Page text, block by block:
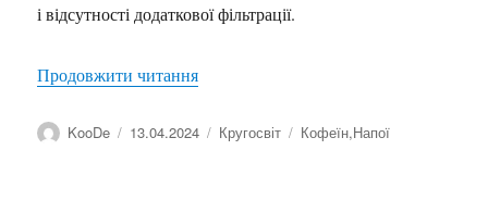
і відсутності додаткової фільтрації.
Продовжити читання“Заварювання кави у чашці”
Автор
KooDe Оприлюднено
13.04.2024 Категорії
Кругосвіт Позначки
Кофеїн,Напої